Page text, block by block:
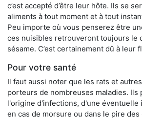
c’est accepté d’être leur hôte. Ils se
aliments à tout moment et à tout
Peu importe où vous penserez être
ces nuisibles retrouveront toujours le
sésame. C’est certainement dû à leur
Pour votre santé
Il faut aussi noter que les rats et
porteurs de nombreuses maladies. Ils
l'origine d'infections, d'une éventuelle
en cas de morsure ou dans le pire des